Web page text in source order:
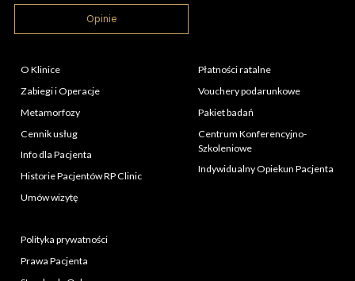
Opinie
O Klinice
Zabiegi i Operacje
Metamorfozy
Cennik usług
Info dla Pacjenta
Historie Pacjentów RP Clinic
Umów wizytę
Płatności ratalne
Vouchery podarunkowe
Pakiet badań
Centrum Konferencyjno-
Szkoleniowe
Indywidualny Opiekun Pacjenta
Polityka prywatności
Prawa Pacjenta